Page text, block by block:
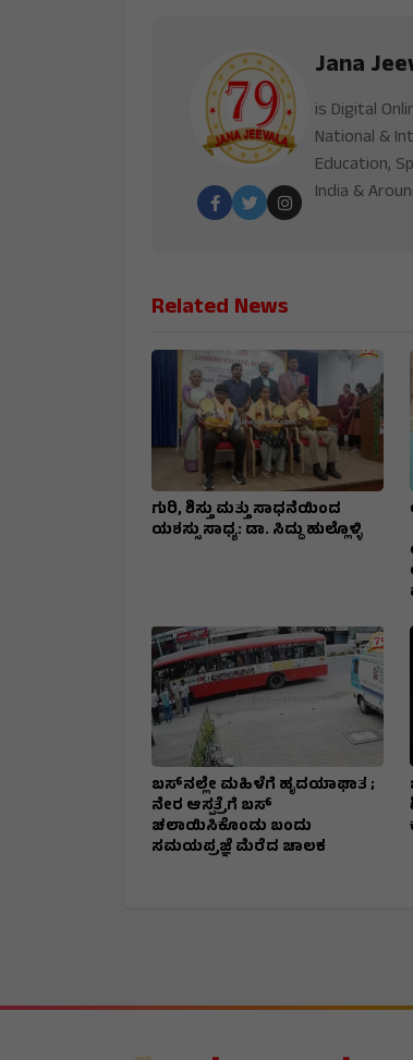
Jana
is Digital
National &
Education,
India &
Related News
ಗುರಿ, ಶಿಸ್ತು ಮತ್ತು ಸಾಧನೆಯಿಂದ
ಯಶಸ್ಸು ಸಾಧ್ಯ: ಡಾ. ಸಿದ್ದು ಹುಲ್ಲೊಳ್ಳಿ
ಬಸ್‌ನಲ್ಲೇ ಮಹಿಳೆಗೆ ಹೃದಯಾಘಾತ ;
ನೇರ ಆಸ್ಪತ್ರೆಗೆ ಬಸ್‌
ಚಲಾಯಿಸಿಕೊಂಡು ಬಂದು
ಸಮಯಪ್ರಜ್ಞೆ ಮೆರೆದ ಚಾಲಕ